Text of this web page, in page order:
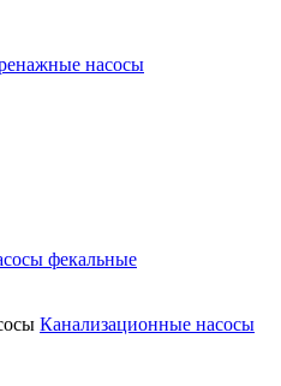
насосы
фекальные
Канализационные насосы